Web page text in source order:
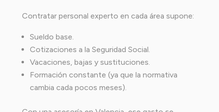
Contratar personal experto en cada área supone:
Sueldo base.
Cotizaciones a la Seguridad Social.
Vacaciones, bajas y sustituciones.
Formación constante (ya que la normativa
cambia cada pocos meses).